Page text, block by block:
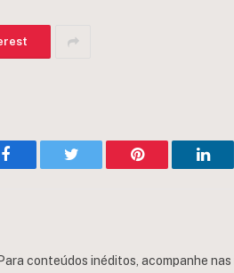
Facebook Twitter Pinterest
conteúdos inéditos, acompanhe nas